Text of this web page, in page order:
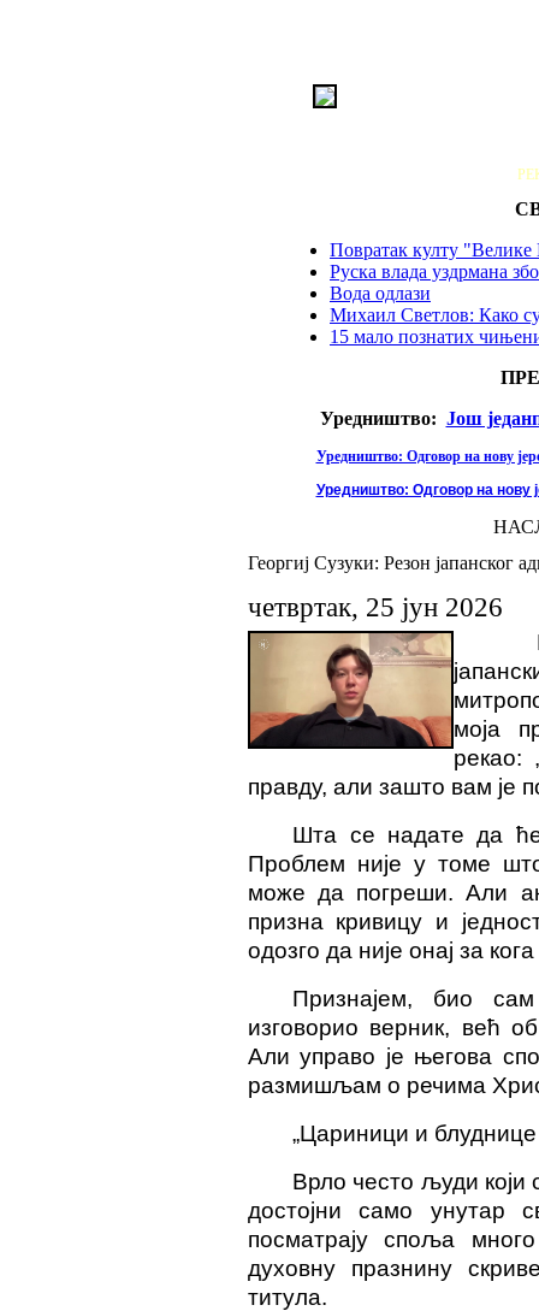
Повратак култу "Велике
Руска влада уздрмана
Вода одлази
Михаил Светлов: Како
15 мало познатих
Уредништво: Још
Уредништво: Одговор на нову
Уредништво: Одговор на нову
Георгиј Сузуки: Резон јапанског
четвртак, 25 јун 2026
моја
рекао:
правду, али зашто вам је
Шта се надате да
Проблем није у томе
може да погреши. Али
призна кривицу и
одозго да није онај за
Признајем, био
изговорио верник, већ
Али управо је његова
размишљам о речима
„Цариници и
Врло често људи који
достојни само унутар
посматрају споља
духовну празнину
титула.